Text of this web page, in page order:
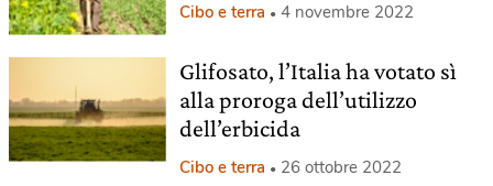
Cibo e terra 4 novembre 2022
Glifosato, l’Italia ha votato sì
alla proroga dell’utilizzo
dell’erbicida
Cibo e terra 26 ottobre 2022